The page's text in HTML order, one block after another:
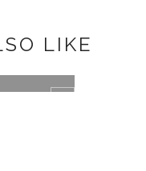
LIKE